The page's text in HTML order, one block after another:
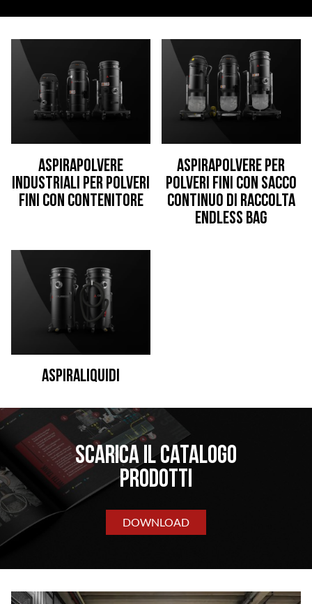
Aspirapolvere
industriali per polveri
fini con contenitore
Aspirapolvere per
polveri fini con sacco
continuo di raccolta
Endless Bag
Aspiraliquidi
Scarica il catalogo
prodotti
DOWNLOAD